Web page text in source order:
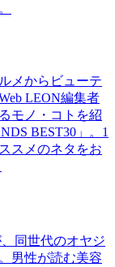
メからビューテ
LEON編集者
モノ・コトを紹
BEST30」。1
スメのネタをお
同世代のオヤジ
男性が読む美容